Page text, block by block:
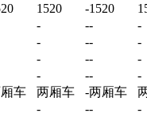
1520 -1520
- --
-
- --
-
- --
-
- --
-
车 两厢车 -两厢车
- --
-